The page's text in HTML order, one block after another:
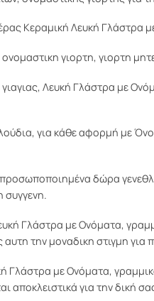
Κεραμική Λευκή Γλάστρα
γιορτη, γιορτη
Λευκή Γλάστρα με
για κάθε αφορμή με
δώρα
συγγενη.
Γλάστρα με Ονόματα,
την μοναδικη στιγμη για
με Ονόματα,
αποκλειστικά για την δική